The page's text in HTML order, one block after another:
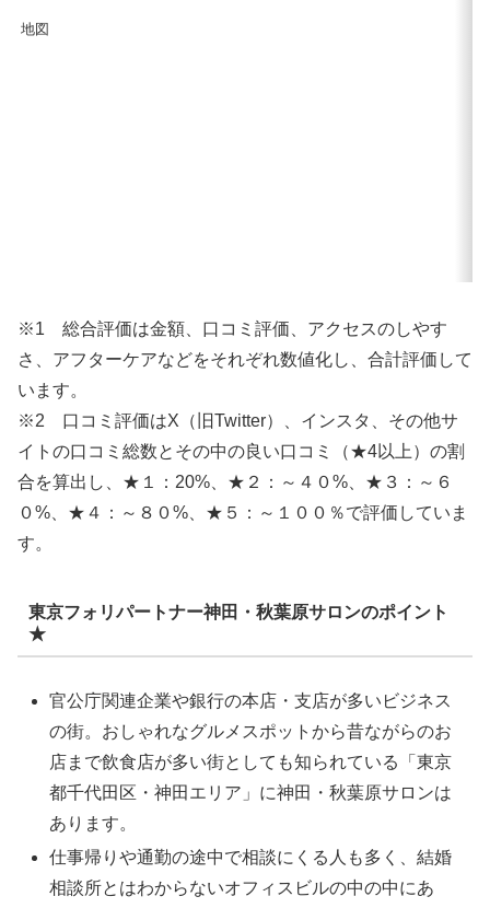
地図
※1 総合評価は金額、口コミ評価、アクセスのしやす
さ、アフターケアなどをそれぞれ数値化し、合計評価して
います。
※2 口コミ評価はX（旧Twitter）、インスタ、その他サ
イトの口コミ総数とその中の良い口コミ（★4以上）の割
合を算出し、★１：20%、★２：～４０%、★３：～６
０%、★４：～８０%、★５：～１００％で評価していま
す。
東京フォリパートナー神田・秋葉原サロンのポイント
★
官公庁関連企業や銀行の本店・支店が多いビジネス
の街。おしゃれなグルメスポットから昔ながらのお
店まで飲食店が多い街としても知られている「東京
都千代田区・神田エリア」に神田・秋葉原サロンは
あります。
仕事帰りや通勤の途中で相談にくる人も多く、結婚
相談所とはわからないオフィスビルの中の中にあ